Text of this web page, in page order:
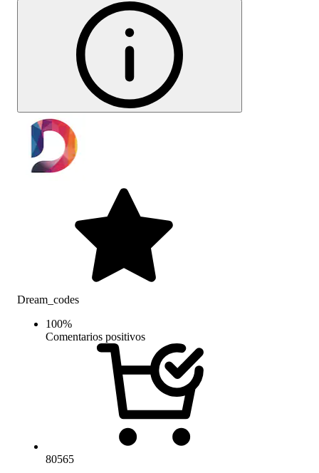
Dream_codes
100%
Comentarios positivos
80565